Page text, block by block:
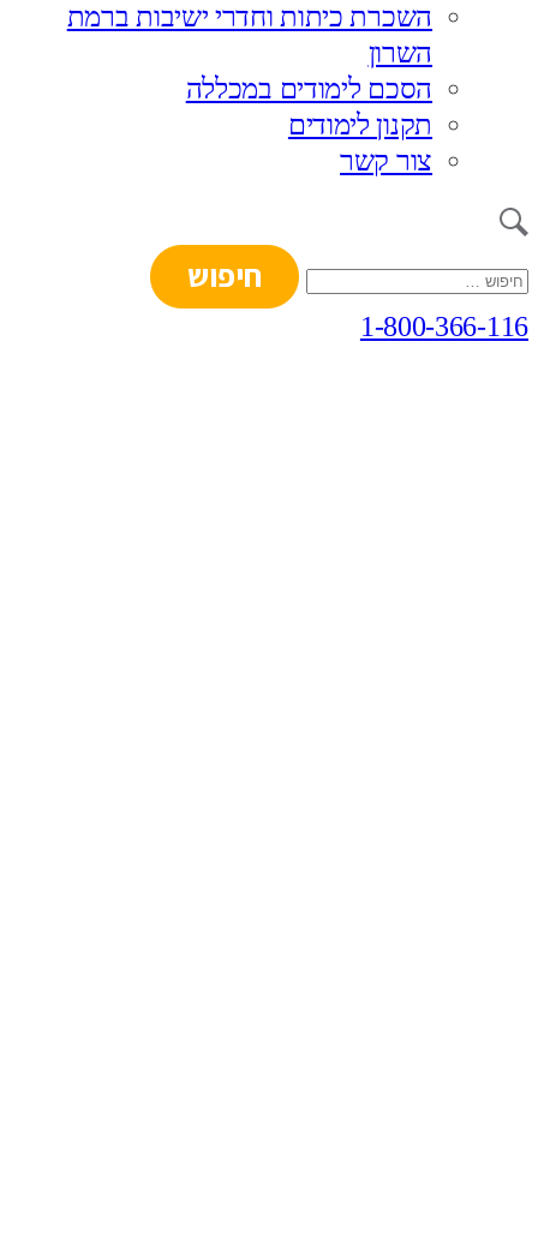
השכרת כיתות וחדרי ישיבות ברמת
השרון
הסכם לימודים במכללה
תקנון לימודים
צור קשר
חיפוש:
1-800-366-116